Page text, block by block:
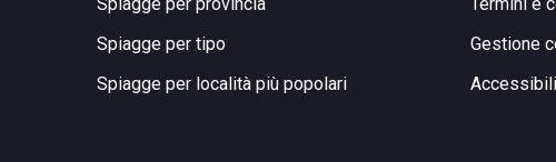
Spiagge per tipo
Spiagge per località più popolari
Gestione